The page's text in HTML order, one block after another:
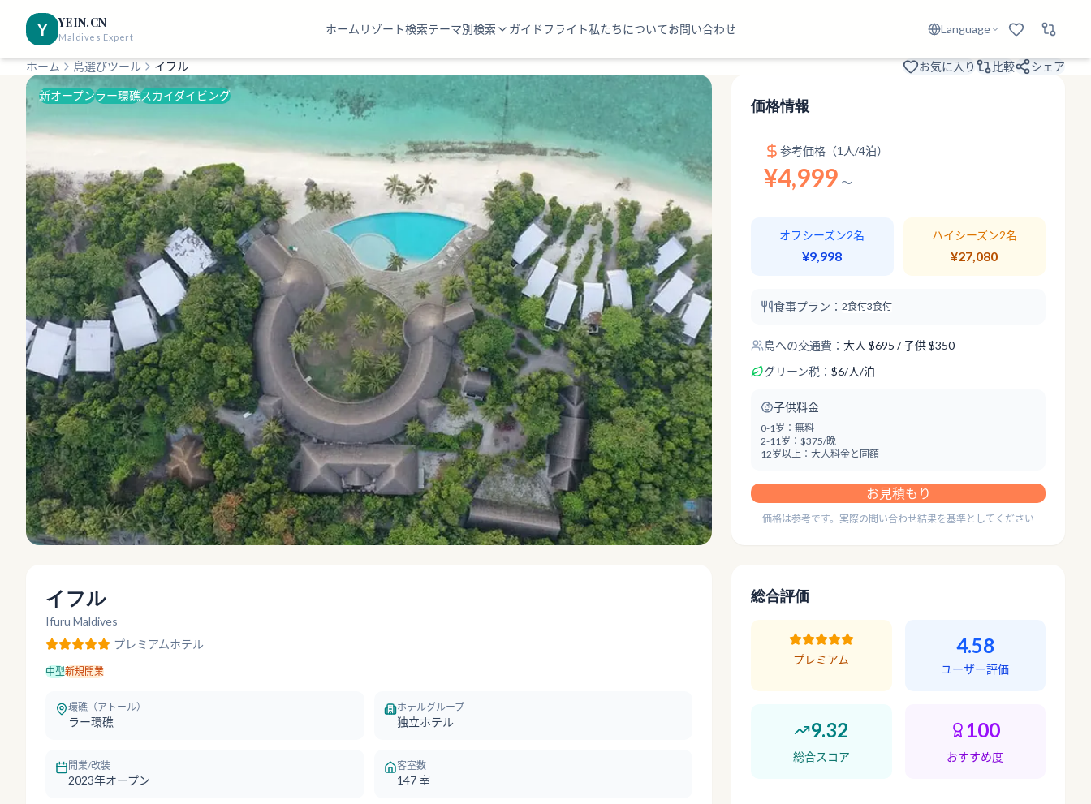
Y YEIN.CN
Maldives Expert
ホーム リゾート検索テーマ別検索 ガイド フライト私たちについてお問い合わせ Language
ホーム 島選びツール イフル お気に入り 比較 シェア
新オープンラー環礁スカイダイビング
価格情報
参考価格（1人/4泊）
¥4,999 〜
オフシーズン2名
¥9,998
ハイシーズン2名
¥27,080
食事プラン：2食付3食付
島への交通費：大人 $695 / 子供 $350
グリーン税：$6/人/泊
子供料金
0-1岁：無料
2-11岁：$375/晚
12岁以上：大人料金と同額
お見積もり
価格は参考です。実際の問い合わせ結果を基準としてください
イフル
Ifuru Maldives
プレミアムホテル
中型新規開業
環礁（アトール）
ラー環礁
ホテルグループ
独立ホテル
開業/改装
2023年オープン
客室数
147 室
総合評価
プレミアム
4.58
ユーザー評価
9.32
総合スコア
100
おすすめ度